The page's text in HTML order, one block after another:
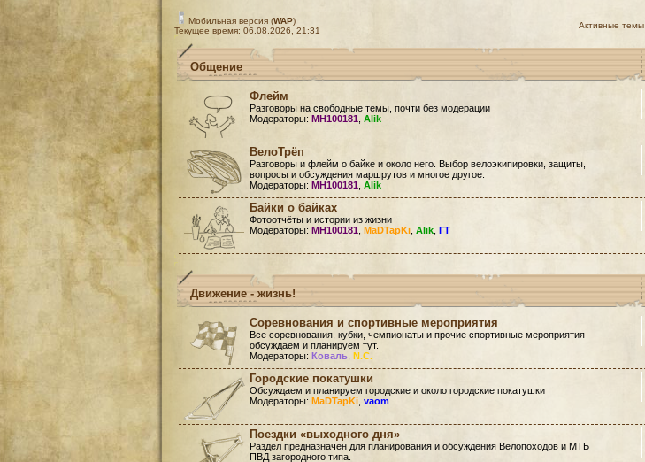
Мобильная версия (WAP)
Текущее время: 06.08.2026, 21:31
Активные темы
Общение
Флейм
Разговоры на свободные темы, почти без модерации
Модераторы: MH100181 Alik
ВелоТрёп
Разговоры и флейм о байке и около него. Выбор велоэкипировки, защиты,
вопросы и обсуждения маршрутов и многое другое.
Модераторы: MH100181 Alik
Байки о байках
Фотоотчёты и истории из жизни
Модераторы: MH100181 MaDTapKi Alik ГТ
Движение - жизнь!
Соревнования и спортивные мероприятия
Все соревнования, кубки, чемпионаты и прочие спортивные мероприятия
обсуждаем и планируем тут.
Модераторы: Коваль N.C.
Городские покатушки
Обсуждаем и планируем городские и около городские покатушки
Модераторы: MaDTapKi vaom
Поездки «выходного дня»
Раздел предназначен для планирования и обсуждения Велопоходов и МТБ
ПВД загородного типа.